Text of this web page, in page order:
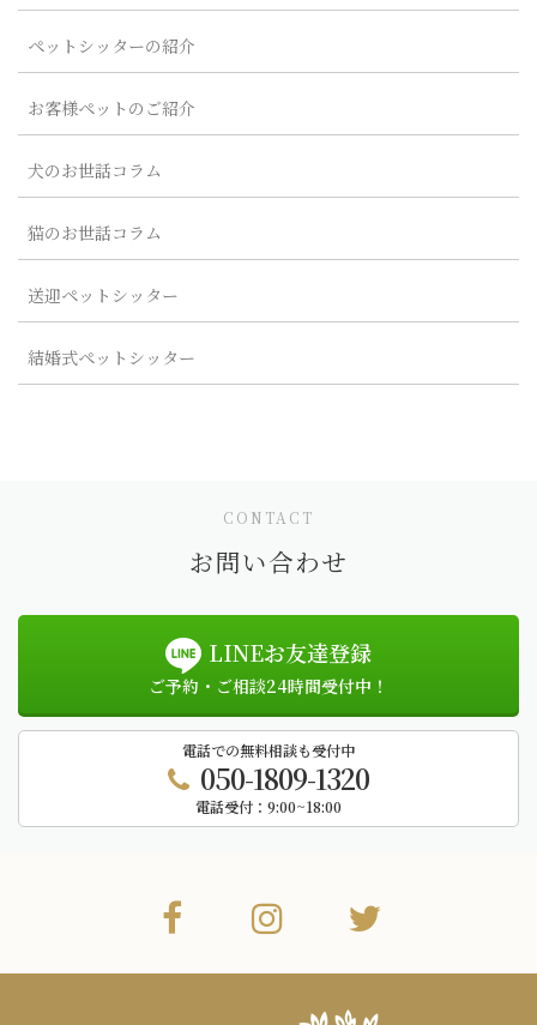
ペットシッターの紹介
お客様ペットのご紹介
犬のお世話コラム
猫のお世話コラム
送迎ペットシッター
結婚式ペットシッター
CONTACT
お問い合わせ
LINEお友達登録
ご予約・ご相談24時間受付中！
電話での無料相談も受付中
050-1809-1320
電話受付： 9:00~18:00